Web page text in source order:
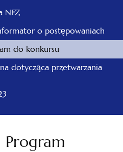
NFZ
o postępowaniach
do konkursu
dotycząca przetwarzania